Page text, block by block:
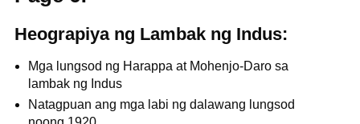
Heograpiya ng Lambak ng Indus:
Mga lungsod ng Harappa at Mohenjo-Daro sa
lambak ng Indus
Natagpuan ang mga labi ng dalawang lungsod